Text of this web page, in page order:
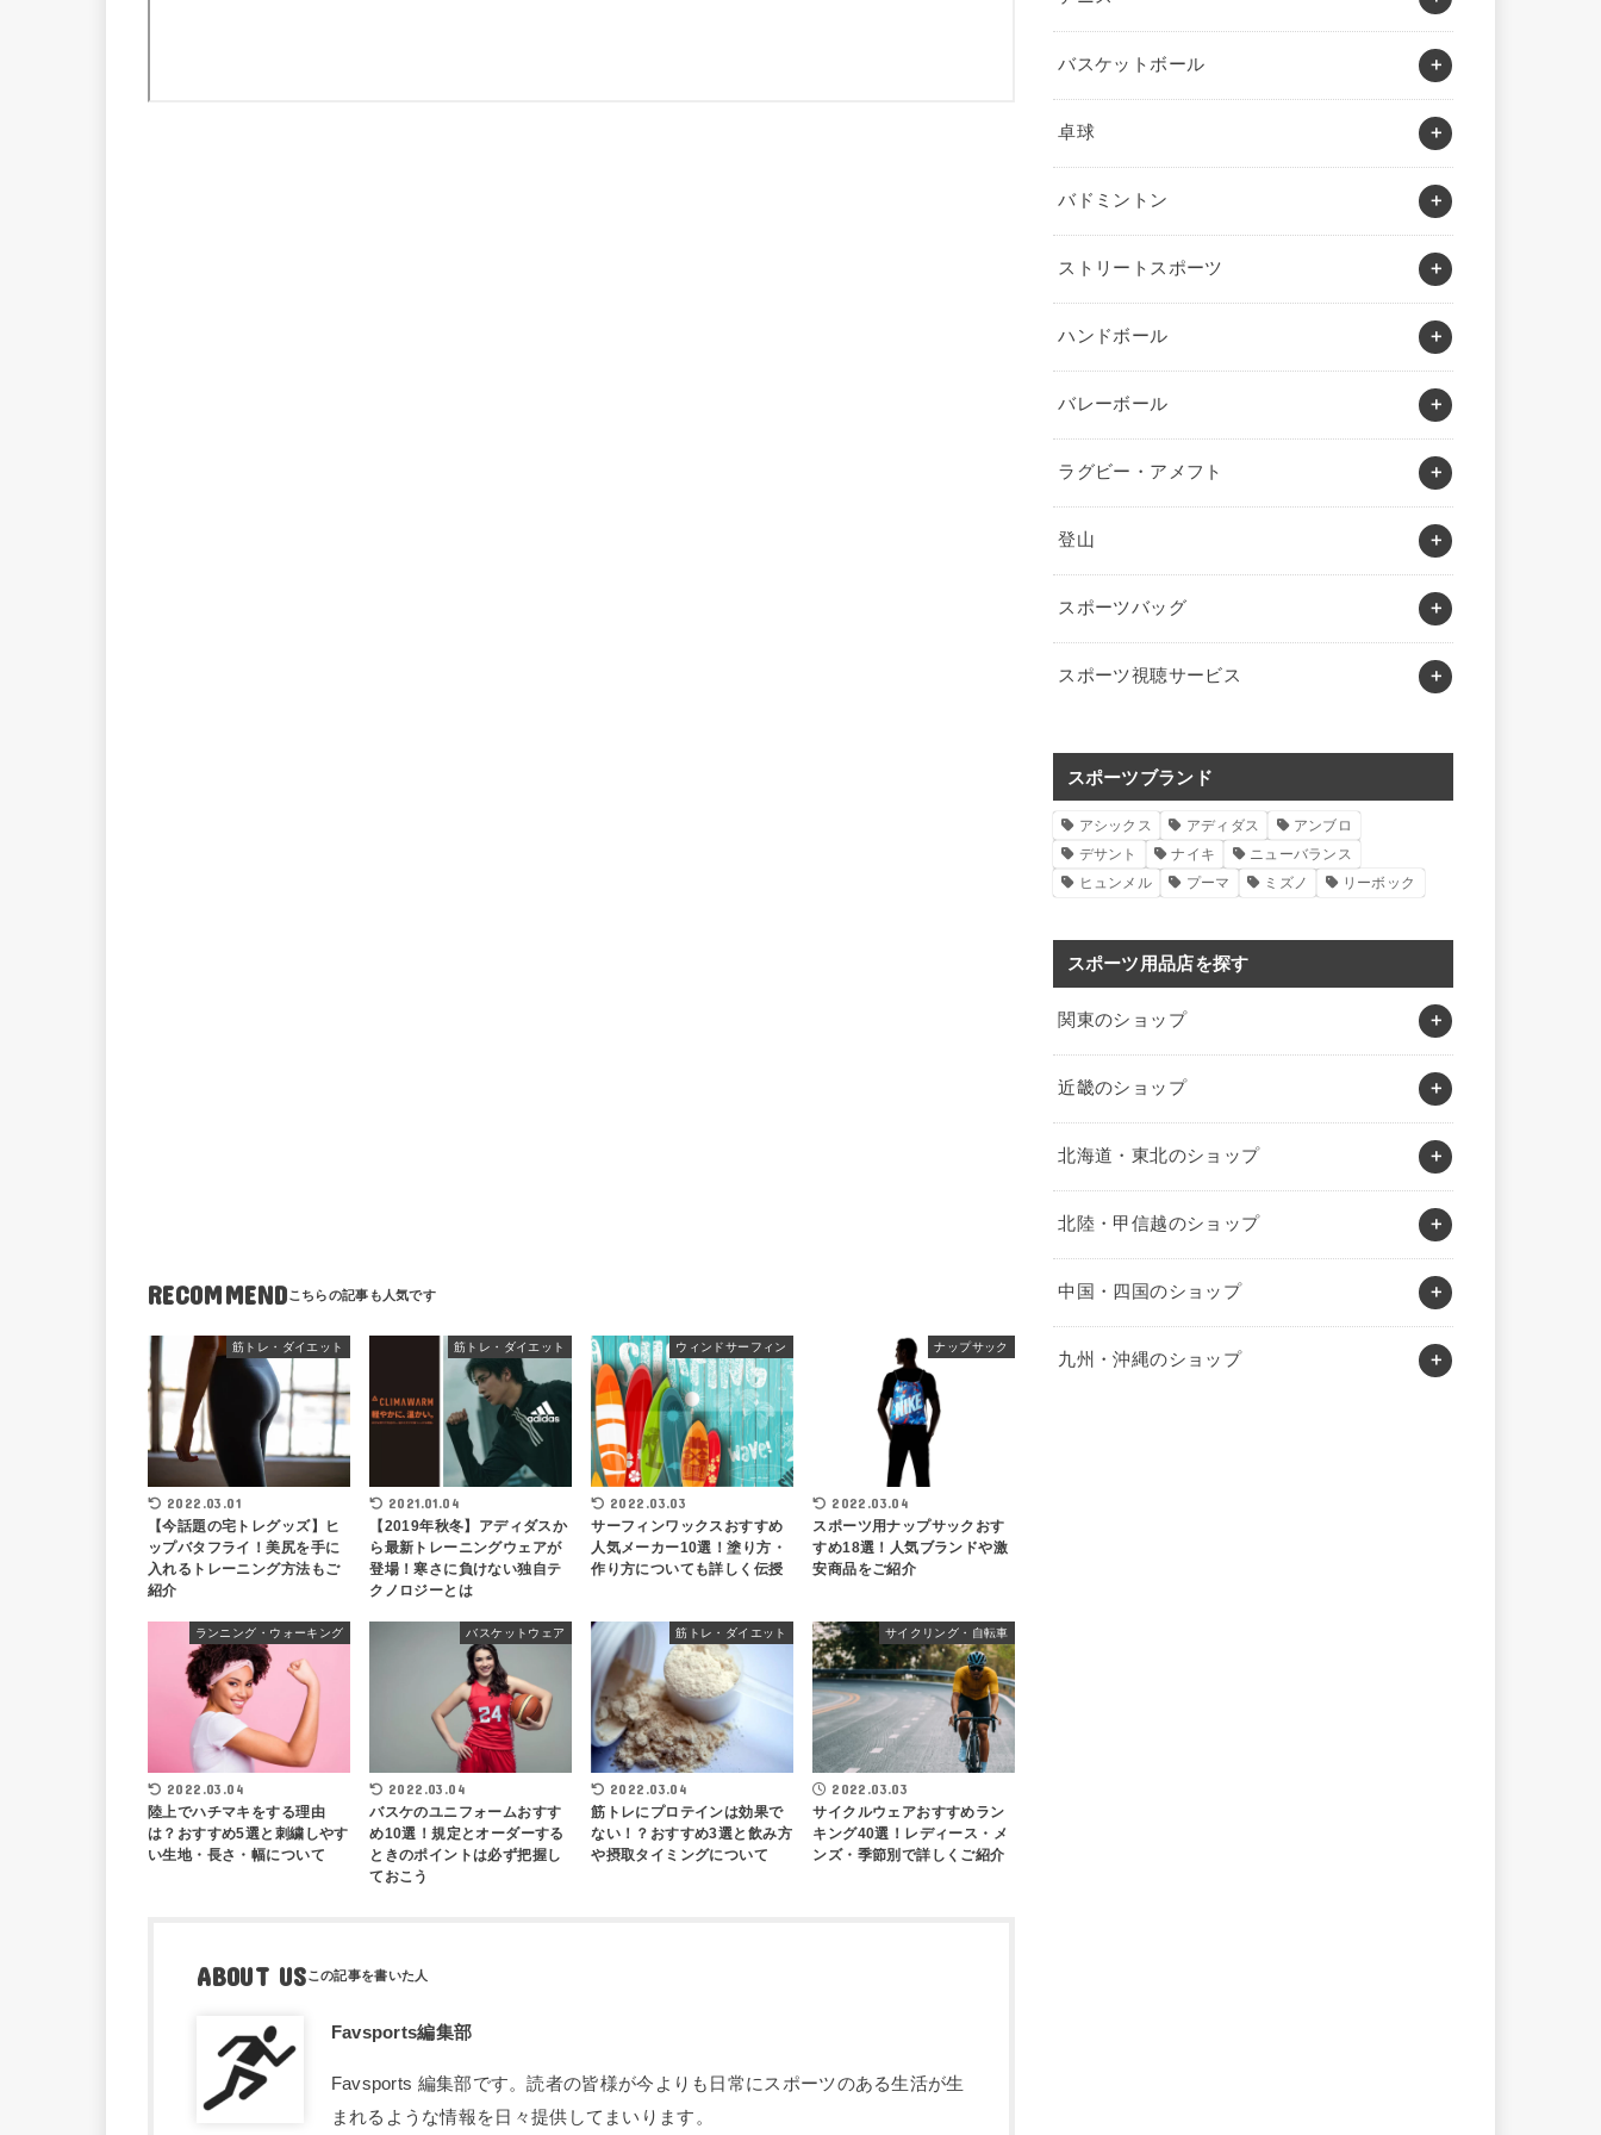
RECOMMEND
筋トレ・ダイエット
2022.03.01
【今話題の宅トレグッズ】ヒ
ップバタフライ！美尻を手に
入れるトレーニング方法もご
紹介
筋トレ・ダイエット
2021.01.04
【2019年秋冬】アディダスか
ら最新トレーニングウェアが
登場！寒さに負けない独自テ
クノロジーとは
ウィンドサーフィン
2022.03.03
サーフィンワックスおすすめ
人気メーカー10選！塗り方・
作り方についても詳しく伝授
ナップサック
2022.03.04
スポーツ用ナップサックおす
すめ18選！人気ブランドや激
安商品をご紹介
ランニング・ウォーキング
2022.03.04
陸上でハチマキをする理由
は？おすすめ5選と刺繍しやす
い生地・長さ・幅について
バスケットウェア
2022.03.04
バスケのユニフォームおすす
め10選！規定とオーダーする
ときのポイントは必ず把握し
ておこう
筋トレ・ダイエット
2022.03.04
筋トレにプロテインは効果で
ない！？おすすめ3選と飲み方
や摂取タイミングについて
サイクリング・自転車
2022.03.03
サイクルウェアおすすめラン
キング40選！レディース・メ
ンズ・季節別で詳しくご紹介
ABOUT US
Favsports編集部
Favsports 編集部です。読者の皆様が今よりも日常にスポーツのある生活が生
まれるような情報を日々提供してまいります。
バスケットボール
卓球
バドミントン
ストリートスポーツ
ハンドボール
バレーボール
ラグビー・アメフト
登山
スポーツバッグ
スポーツ視聴サービス
スポーツブランド
アシックス アディダス
アンブロ
デサント
ナイキ
ニューバランス
ヒュンメル
プーマ ミズノ リーボック
スポーツ用品店を探す
関東のショップ
近畿のショップ
北海道・東北のショップ
北陸・甲信越のショップ
中国・四国のショップ
九州・沖縄のショップ